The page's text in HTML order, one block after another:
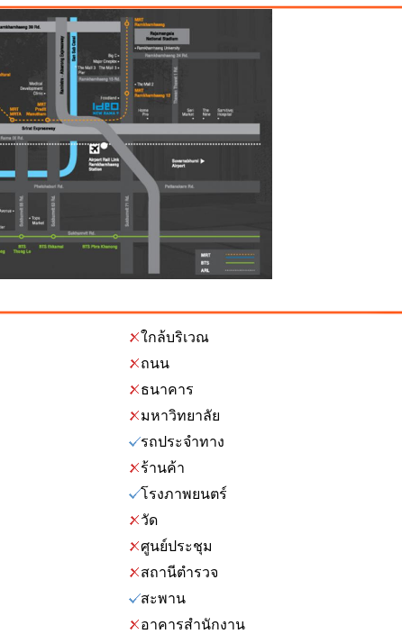
ใกล้บริเวณ
ถนน
ธนาคาร
มหาวิทยาลัย
รถประจำทาง
ร้านค้า
โรงภาพยนตร์
วัด
ศูนย์ประชุม
สถานีตำรวจ
สะพาน
อาคารสำนักงาน